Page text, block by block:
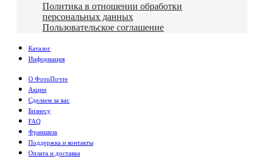
Политика в отношении обработки
персональных данных
Пользовательское соглашение
Каталог
Информация
О ФотоПочте
Акции
Сделаем за вас
Бизнесу
FAQ
Франшиза
Поддержка и контакты
Оплата и доставка